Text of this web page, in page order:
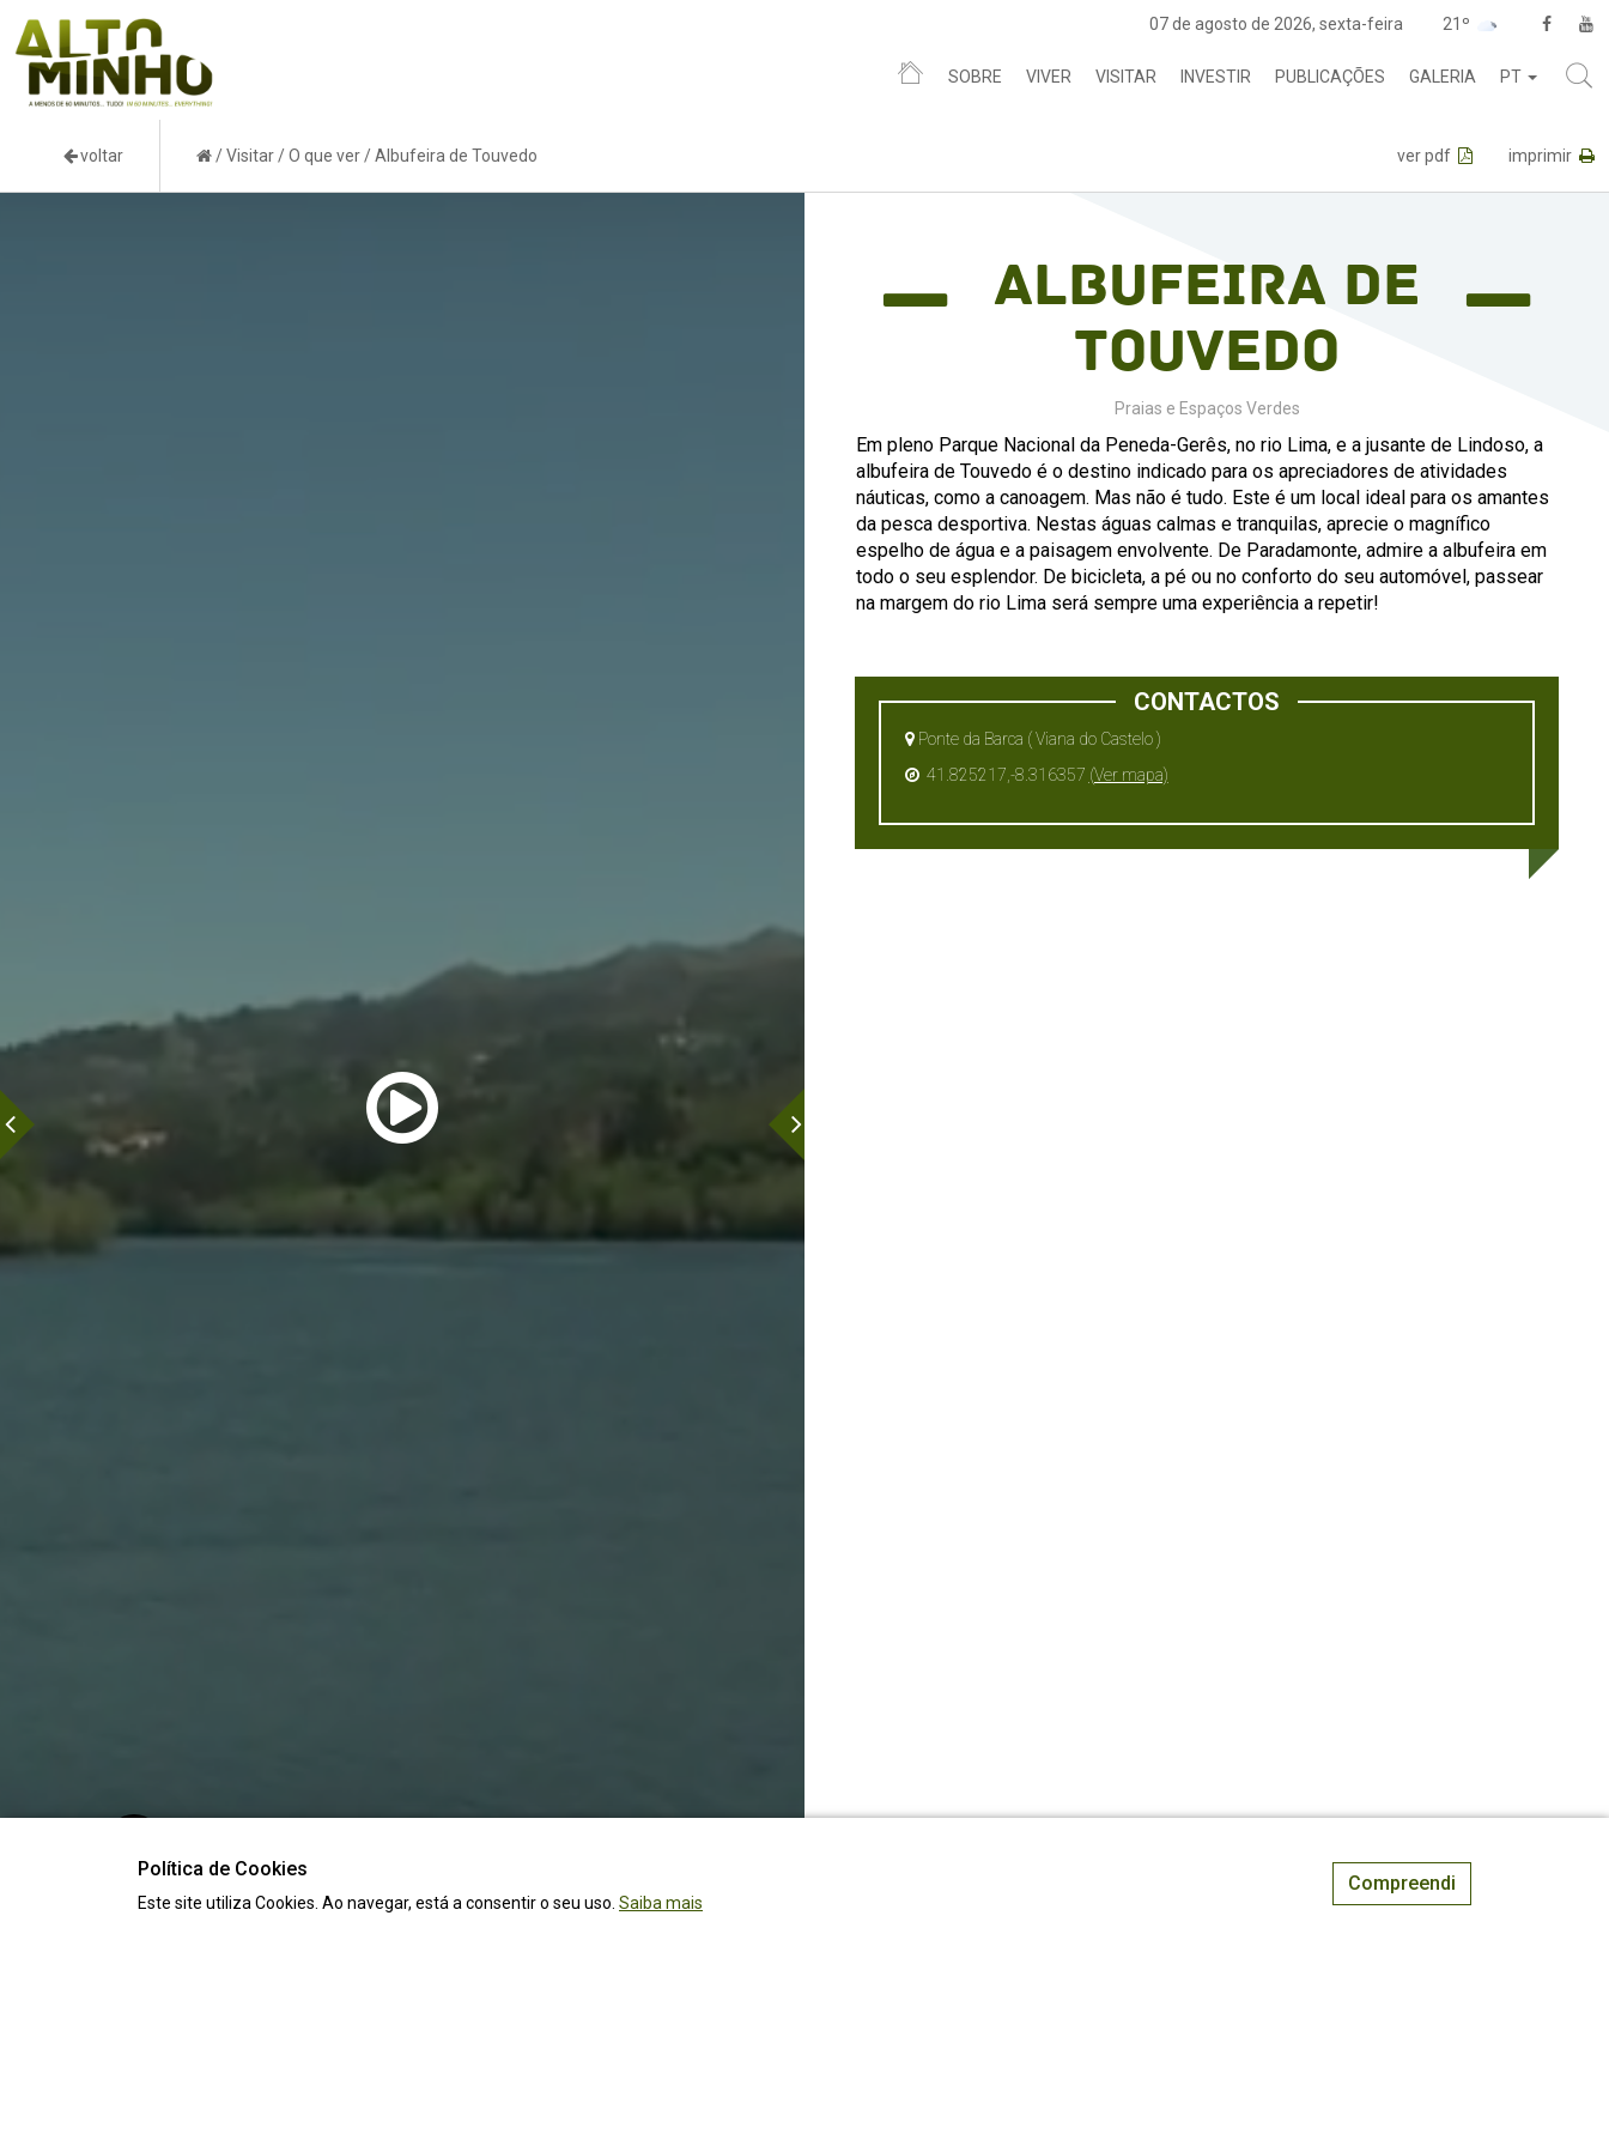
07 de agosto de 2026, sexta-feira 21º
SOBRE VIVER VISITAR INVESTIR PUBLICAÇÕES GALERIA PT
voltar /Visitar/O que ver/Albufeira de Touvedo ver pdf imprimir
Albufeira de
Touvedo
Praias e Espaços Verdes
Em pleno Parque Nacional da Peneda-Gerês, no rio Lima, e a jusante de Lindoso, a
albufeira de Touvedo é o destino indicado para os apreciadores de atividades
náuticas, como a canoagem. Mas não é tudo. Este é um local ideal para os amantes
da pesca desportiva. Nestas águas calmas e tranquilas, aprecie o magnífico
espelho de água e a paisagem envolvente. De Paradamonte, admire a albufeira em
todo o seu esplendor. De bicicleta, a pé ou no conforto do seu automóvel, passear
na margem do rio Lima será sempre uma experiência a repetir!
CONTACTOS
Ponte da Barca ( Viana do Castelo )
41.825217,-8.316357 (Ver mapa)
Política de Cookies
Este site utiliza Cookies. Ao navegar, está a consentir o seu uso. Saiba mais
Compreendi